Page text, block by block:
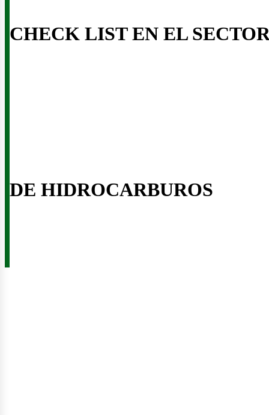
CHECK LIST EN EL
DE HIDROCARBUROS